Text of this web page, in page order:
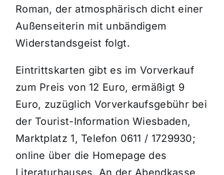
Roman, der atmosphärisch dicht einer
Außenseiterin mit unbändigem
Widerstandsgeist folgt.
Eintrittskarten gibt es im Vorverkauf
zum Preis von 12 Euro, ermäßigt 9
Euro, zuzüglich Vorverkaufsgebühr bei
der Tourist-Information Wiesbaden,
Marktplatz 1, Telefon 0611 / 1729930;
online über die Homepage des